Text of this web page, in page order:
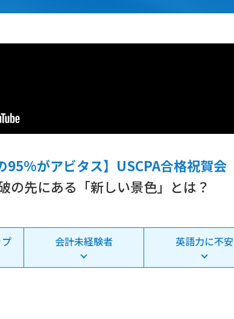
95%がアビタス】USCPA合格祝賀会
の先にある「新しい景色」とは？
会計未経験者 英語力に不安